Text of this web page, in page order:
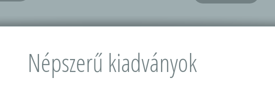
Népszerű kiadványok